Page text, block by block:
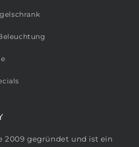
2009 gegründet und ist ein